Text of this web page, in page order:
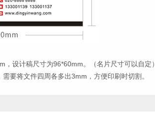
，设计稿尺寸为96*60mm。（名片尺寸可以自定）
要将文件四周各多出3mm，方便印刷时切割。